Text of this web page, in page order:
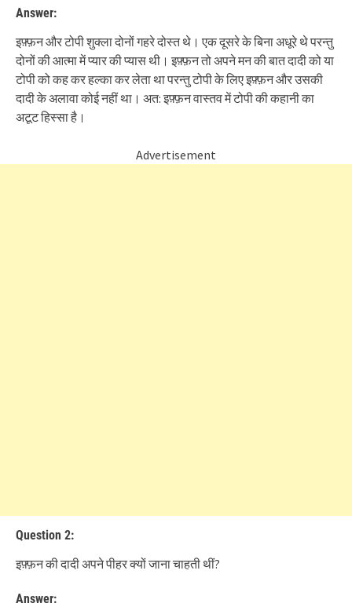
Answer:
इफ़्फ़न और टोपी शुक्ला दोनों गहरे दोस्त थे। एक दूसरे के बिना अधूरे थे परन्तु
दोनों की आत्मा में प्यार की प्यास थी। इफ़्फ़न तो अपने मन की बात दादी को या
टोपी को कह कर हल्का कर लेता था परन्तु टोपी के लिए इफ़्फ़न और उसकी
दादी के अलावा कोई नहीं था। अत: इफ़्फ़न वास्तव में टोपी की कहानी का
अटूट हिस्सा है।
Advertisement
Question 2:
इफ़्फ़न की दादी अपने पीहर क्यों जाना चाहती थीं?
Answer: